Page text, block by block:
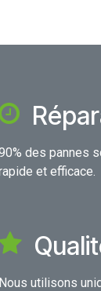
des pannes
et efficace.
Nous utilisons